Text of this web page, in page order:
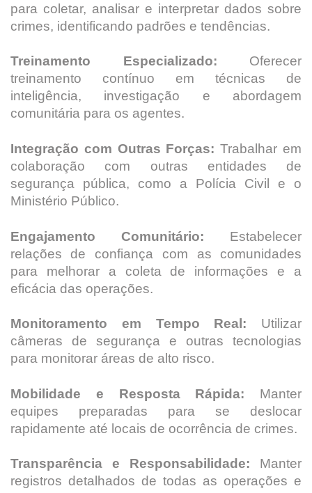
para coletar, analisar e interpretar dados sobre
crimes, identificando padrões e tendências.
Treinamento Especializado: Oferecer
treinamento contínuo em técnicas de
inteligência, investigação e abordagem
comunitária para os agentes.
Integração com Outras Forças: Trabalhar em
colaboração com outras entidades de
segurança pública, como a Polícia Civil e o
Ministério Público.
Engajamento Comunitário: Estabelecer
relações de confiança com as comunidades
para melhorar a coleta de informações e a
eficácia das operações.
Monitoramento em Tempo Real: Utilizar
câmeras de segurança e outras tecnologias
para monitorar áreas de alto risco.
Mobilidade e Resposta Rápida: Manter
equipes preparadas para se deslocar
rapidamente até locais de ocorrência de crimes.
Transparência e Responsabilidade: Manter
registros detalhados de todas as operações e